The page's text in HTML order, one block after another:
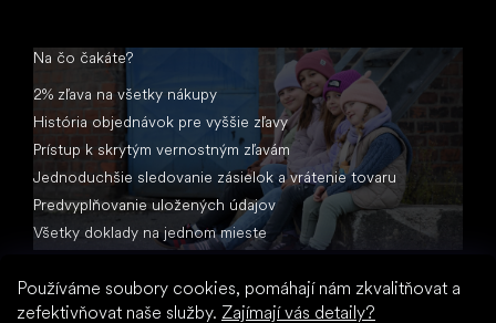
Používáme soubory cookies, pomáhají nám zkvalitňovat a
zefektivňovat naše služby. Zajímají vás detaily?
Na čo čakáte?
2% zľava na všetky nákupy
História objednávok pre vyššie zľavy
Prístup k skrytým vernostným zľavám
Jednoduchšie sledovanie zásielok a vrátenie tovaru
Predvyplňovanie uložených údajov
Všetky doklady na jednom mieste